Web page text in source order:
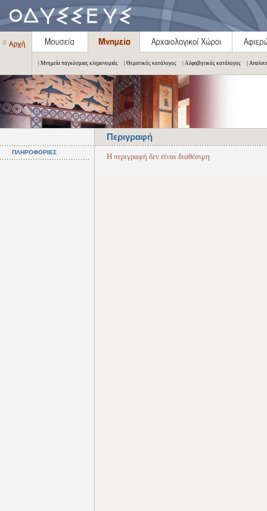
| Μνημεία παγκόσμιας κληρονομιάς | Θεματικός κατάλογος | Αλφαβητικός κατάλογος |
Περιγραφή
ΠΛΗΡΟΦΟΡΙΕΣ Η περιγραφή δεν είναι διαθέσιμη